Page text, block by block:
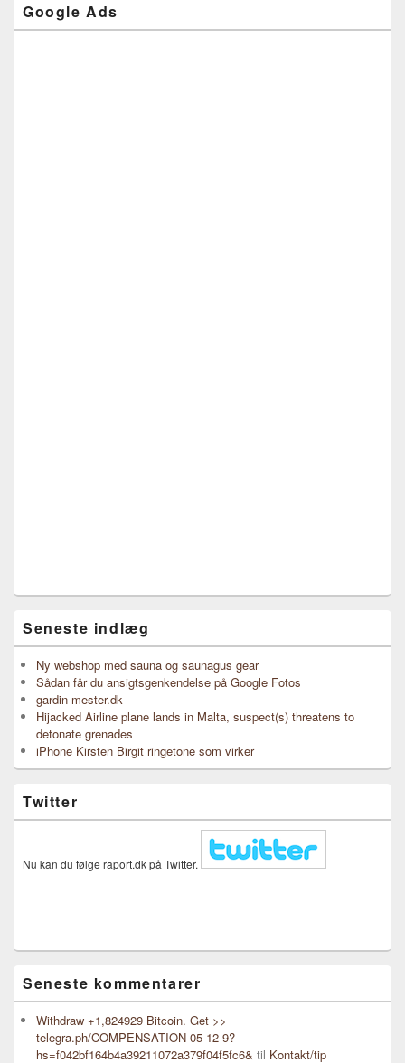
Google Ads
Seneste indlæg
Ny webshop med sauna og saunagus gear
Sådan får du ansigtsgenkendelse på Google Fotos
gardin-mester.dk
Hijacked Airline plane lands in Malta, suspect(s) threatens to
detonate grenades
iPhone Kirsten Birgit ringetone som virker
Twitter
Nu kan du følge raport.dk på Twitter.
Seneste kommentarer
Withdraw +1,824929 Bitcoin. Get >>
telegra.ph/COMPENSATION-05-12-9?
hs=f042bf164b4a39211072a379f04f5fc6& til Kontakt/tip